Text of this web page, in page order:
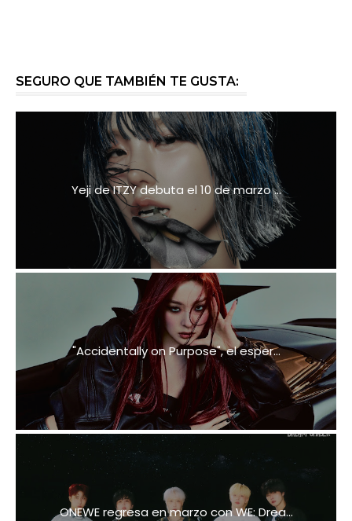
SEGURO QUE TAMBIÉN TE GUSTA:
Yeji de ITZY debuta el 10 de marzo ...
"Accidentally on Purpose", el esper...
ONEWE regresa en marzo con WE: Drea...